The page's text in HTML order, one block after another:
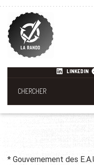
LINKEDIN
* Gouvernement des